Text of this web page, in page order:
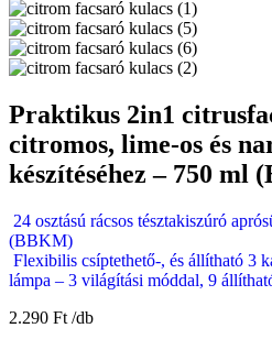
Praktikus 2in1
citromos, lime-os és
készítéséhez – 750 ml
24 osztású rácsos tésztakiszúró
(BBKM)
Flexibilis csíptethető-, és állítható 3
lámpa – 3 világítási móddal, 9
2.290 Ft